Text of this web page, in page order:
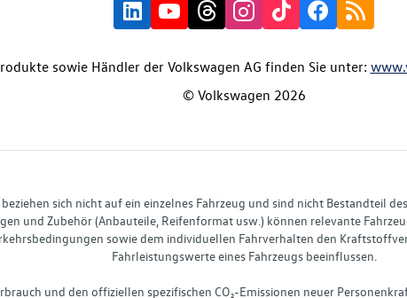
sowie Händler der Volkswagen AG finden Sie unter:
© Volkswagen 2026
sich nicht auf ein einzelnes Fahrzeug und sind nicht Bestandteil
und Zubehör (Anbauteile, Reifenformat usw.) können relevante
sowie dem individuellen Fahrverhalten den
Fahrleistungswerte eines Fahrzeugs beeinflussen.
und den offiziellen spezifischen CO₂-Emissionen neuer